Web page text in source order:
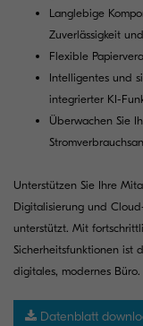
Langlebige
Zuverlässigkeit
Flexible
Intelligentes und
integrierter KI-
Überwachen Sie
Unterstützen Sie Ihre
Digitalisierung und
unterstützt. Mit
Sicherheitsfunktionen ist
digitales, modernes Büro.
Datenblatt